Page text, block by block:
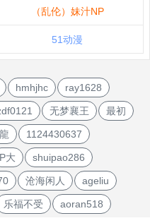
（乱伦）妹汁NP
51动漫
hmhjhc ray1628
无梦襄王 最初
1124430637
P大 shuipao286
沧海闲人 ageliu
乐福不受 aoran518